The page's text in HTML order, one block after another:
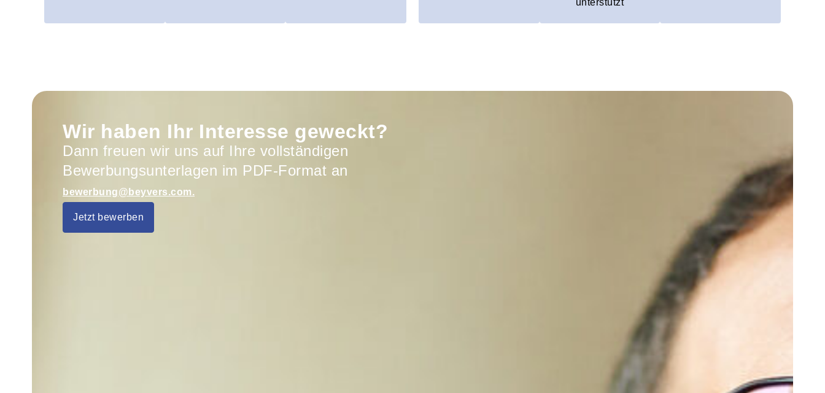
unterstützt
Wir haben Ihr Interesse geweckt?
Dann freuen wir uns auf Ihre vollständigen
Bewerbungsunterlagen im PDF-Format an
bewerbung@beyvers.com.
Jetzt bewerben